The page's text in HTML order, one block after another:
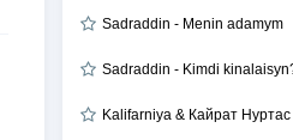
Sadraddin - Menin adamym
Sadraddin - Kimdi
Kalifarniya & Кайрат